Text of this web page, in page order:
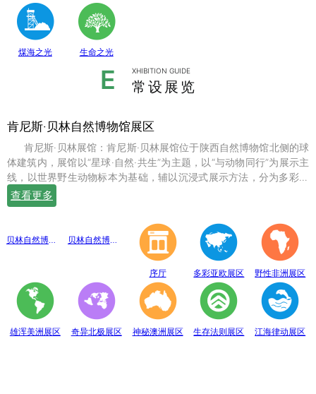
煤海之光 生命之光
E XHIBITION GUIDE
常设展览
肯尼斯·贝林自然博物馆展区
体建筑内，展馆以“星球·自然·共生”为主题，以“与动物同行”为展示主
线，以世界野生动物标本为基础，辅以沉浸式展示方法，分为多彩亚
欧、野性非洲、雄浑美洲、奇异北极、神秘澳洲、生存法则、江海律
动、穹幕影院、勇敢者通道、互动体验等10个展示体验区，共展出七
查看更多
贝林自然博物馆趣味互动展区 贝林自然博物馆山海经奇展区
序厅 多彩亚欧展区 野性非洲展区
雄浑美洲展区 奇异北极展区 神秘澳洲展区 生存法则展区 江海律动展区